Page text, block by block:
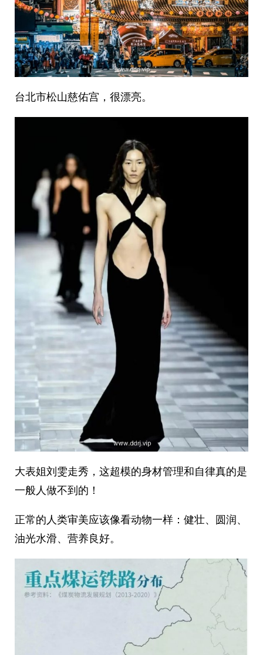
台北市松山慈佑宫，很漂亮。 ​​​
大表姐刘雯走秀，这超模的身材管理和自律真的是
一般人做不到的！
正常的人类审美应该像看动物一样：健壮、圆润、
油光水滑、营养良好。